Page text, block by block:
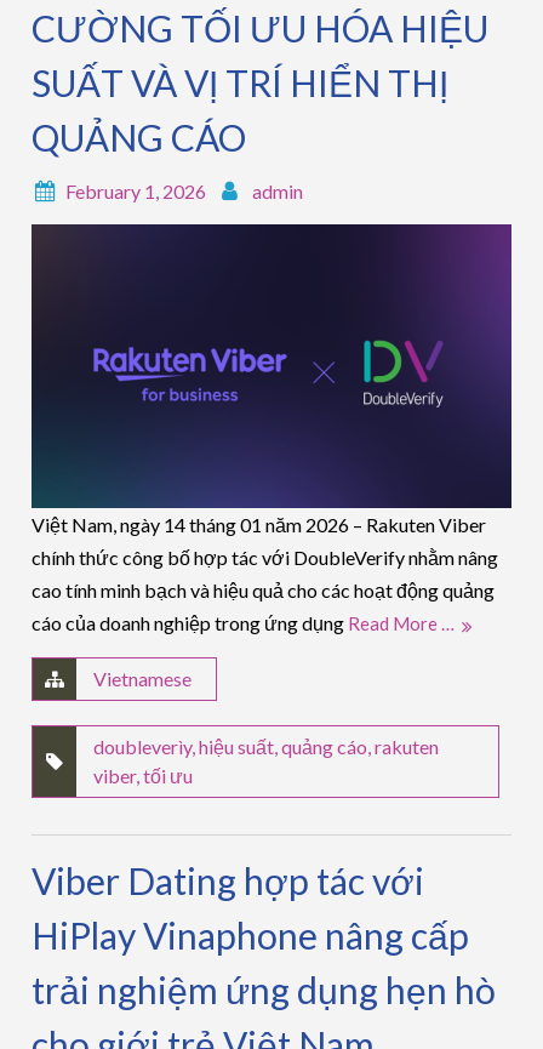
CƯỜNG TỐI ƯU HÓA HIỆU
SUẤT VÀ VỊ TRÍ HIỂN THỊ
QUẢNG CÁO
February 1, 2026 admin
Việt Nam, ngày 14 tháng 01 năm 2026 – Rakuten Viber
chính thức công bố hợp tác với DoubleVerify nhằm nâng
cao tính minh bạch và hiệu quả cho các hoạt động quảng
cáo của doanh nghiệp trong ứng dụng Read More …
Vietnamese
doubleverìy,hiệu suất,quảng cáo,rakuten
viber,tối ưu
Viber Dating hợp tác với
HiPlay Vinaphone nâng cấp
trải nghiệm ứng dụng hẹn hò